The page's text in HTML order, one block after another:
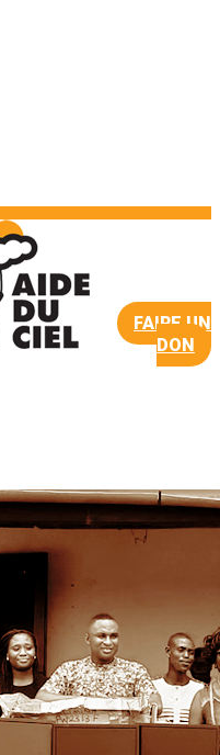
FAIRE UN
DON